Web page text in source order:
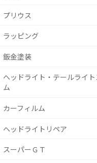
プリウス
ラッピング
鈑金塗装
ヘッドライト・テールライ
ム
カーフィルム
ヘッドライトリペア
スーパーＧＴ